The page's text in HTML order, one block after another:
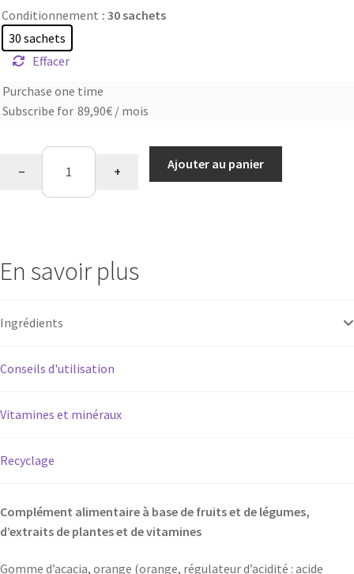
Conditionnement : 30 sachets
30 sachets
Effacer
Choose
purchase
Purchase one time
Subscribe for 89,90€ / mois
quantité
− +
Ajouter au panier
En savoir plus
Ingrédients
Conseils d'utilisation
Vitamines et minéraux
Recyclage
Complément alimentaire à base de fruits et de légumes,
d’extraits de plantes et de vitamines
Gomme d’acacia, orange (orange, régulateur d’acidité : acide